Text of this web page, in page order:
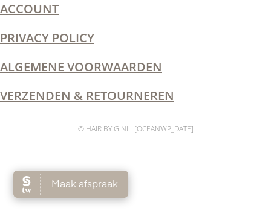
ACCOUNT
PRIVACY POLICY
ALGEMENE VOORWAARDEN
VERZENDEN & RETOURNEREN
© HAIR BY GINI - [OCEANWP_DATE]